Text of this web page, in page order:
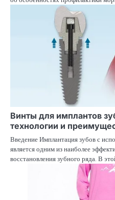
Винты для имплантов
технологии и
Введение Имплантация зубов с
является одним из наиболее
восстановления зубного ряда. В